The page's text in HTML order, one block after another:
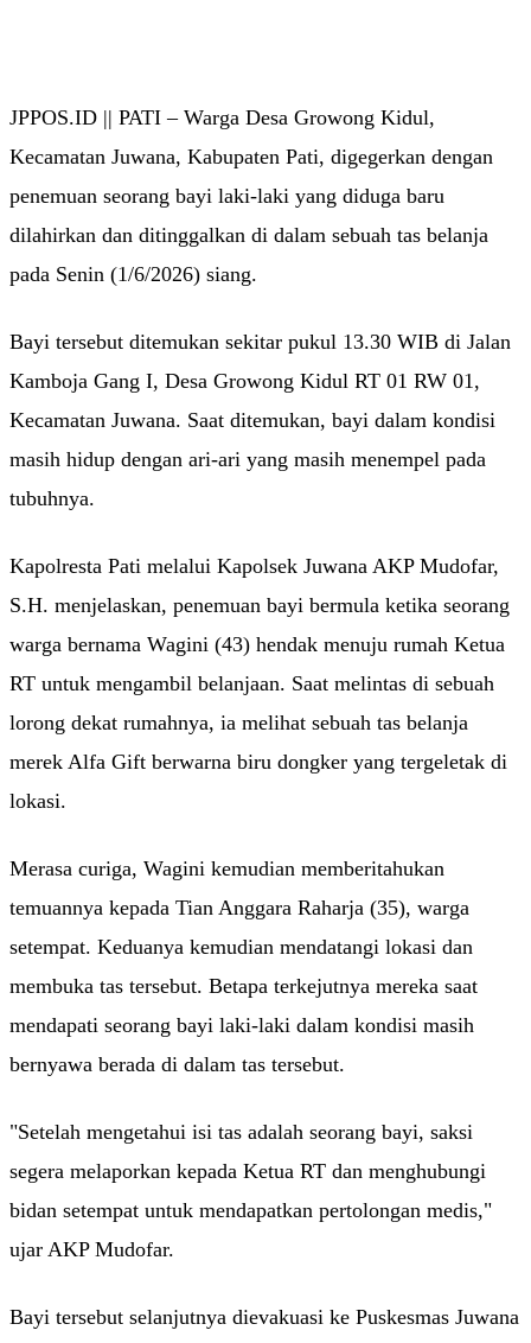
JPPOS.ID || PATI – Warga Desa Growong Kidul,
Kecamatan Juwana, Kabupaten Pati, digegerkan dengan
penemuan seorang bayi laki-laki yang diduga baru
dilahirkan dan ditinggalkan di dalam sebuah tas belanja
pada Senin (1/6/2026) siang.
Bayi tersebut ditemukan sekitar pukul 13.30 WIB di Jalan
Kamboja Gang I, Desa Growong Kidul RT 01 RW 01,
Kecamatan Juwana. Saat ditemukan, bayi dalam kondisi
masih hidup dengan ari-ari yang masih menempel pada
tubuhnya.
Kapolresta Pati melalui Kapolsek Juwana AKP Mudofar,
S.H. menjelaskan, penemuan bayi bermula ketika seorang
warga bernama Wagini (43) hendak menuju rumah Ketua
RT untuk mengambil belanjaan. Saat melintas di sebuah
lorong dekat rumahnya, ia melihat sebuah tas belanja
merek Alfa Gift berwarna biru dongker yang tergeletak di
lokasi.
Merasa curiga, Wagini kemudian memberitahukan
temuannya kepada Tian Anggara Raharja (35), warga
setempat. Keduanya kemudian mendatangi lokasi dan
membuka tas tersebut. Betapa terkejutnya mereka saat
mendapati seorang bayi laki-laki dalam kondisi masih
bernyawa berada di dalam tas tersebut.
"Setelah mengetahui isi tas adalah seorang bayi, saksi
segera melaporkan kepada Ketua RT dan menghubungi
bidan setempat untuk mendapatkan pertolongan medis,"
ujar AKP Mudofar.
Bayi tersebut selanjutnya dievakuasi ke Puskesmas Juwana